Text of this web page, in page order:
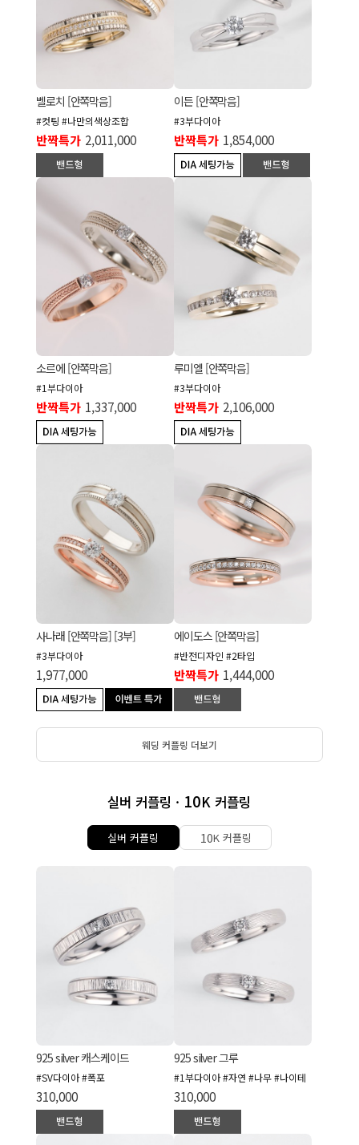
벨로치 [안쪽막음]
#컷팅 #나만의색상조합
반짝특가 2,011,000
이든 [안쪽막음]
#3부다이아
반짝특가 1,854,000
소르에 [안쪽막음]
#1부다이아
반짝특가 1,337,000
루미엘 [안쪽막음]
#3부다이아
반짝특가 2,106,000
사나래 [안쪽막음] [3부]
#3부다이아
1,977,000
에이도스 [안쪽막음]
#반전디자인 #2타입
반짝특가 1,444,000
웨딩 커플링 더보기
실버 커플링 · 10K 커플링
실버 커플링 10K 커플링
925 silver 캐스케이드
#SV다이아 #폭포
310,000
925 silver 그루
#1부다이아 #자연 #나무 #나이테
310,000